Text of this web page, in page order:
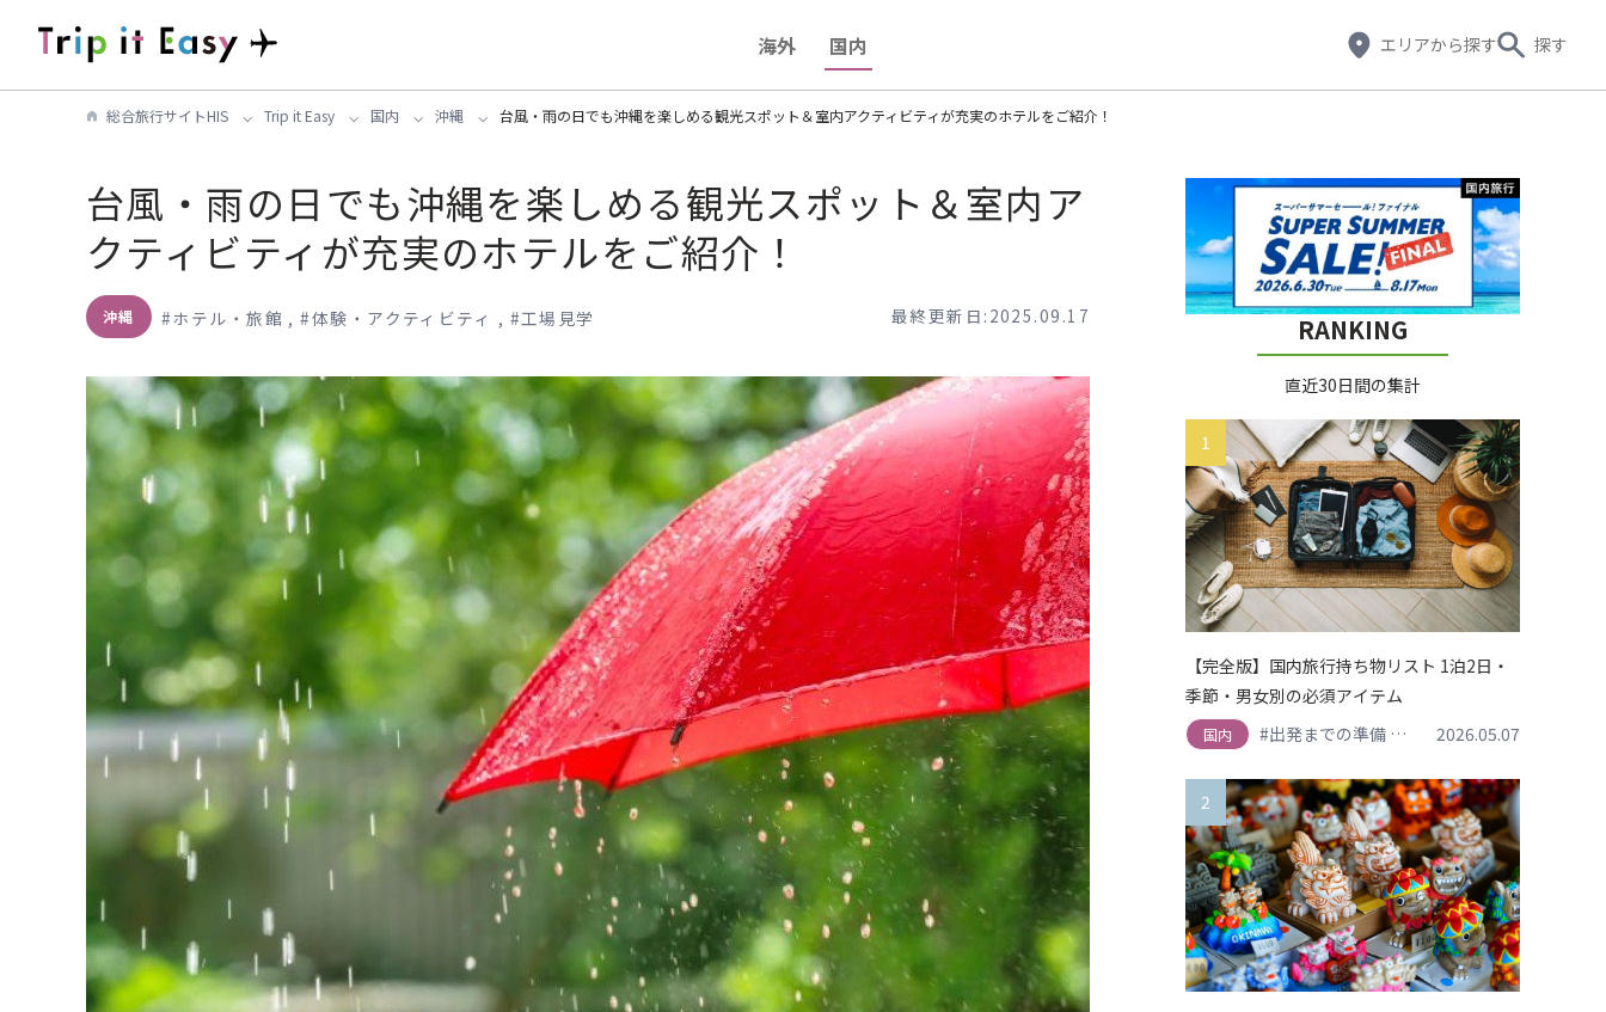
エリアから探す 探す
海外 国内
総合旅行サイトHIS Trip it Easy 国内 沖縄 台風・雨の日でも沖縄を楽しめる観光スポット＆室内アクティビティが充実のホテルをご紹介！
台風・雨の日でも沖縄を楽しめる観光スポット＆室内ア
クティビティが充実のホテルをご紹介！
沖縄 #ホテル・旅館 ,#体験・アクティビティ , #工場見学 最終更新日:2025.09.17 RANKING
直近30日間の集計
1
【完全版】国内旅行持ち物リスト 1泊2日・
季節・男女別の必須アイテム
国内 #出発までの準備 #持ち物2026.05.07
2